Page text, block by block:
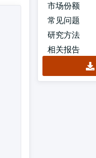
市场份额
常见问题
研究方法
相关报告